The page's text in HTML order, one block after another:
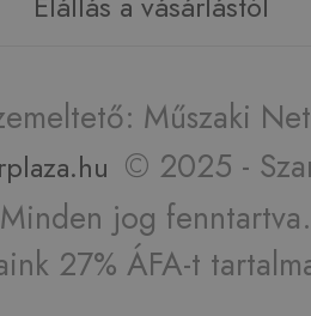
Műszaki
© 2025 -
Minden jog fenntartva.
27% ÁFA-t